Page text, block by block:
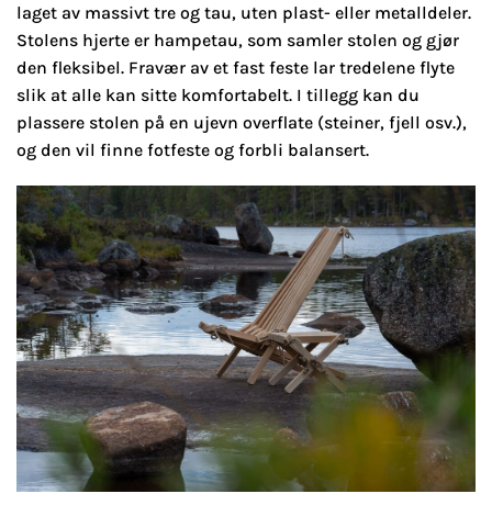
laget av massivt tre og tau, uten plast- eller metalldeler.
Stolens hjerte er hampetau, som samler stolen og gjør
den fleksibel. Fravær av et fast feste lar tredelene flyte
slik at alle kan sitte komfortabelt. I tillegg kan du
plassere stolen på en ujevn overflate (steiner, fjell osv.),
og den vil finne fotfeste og forbli balansert.